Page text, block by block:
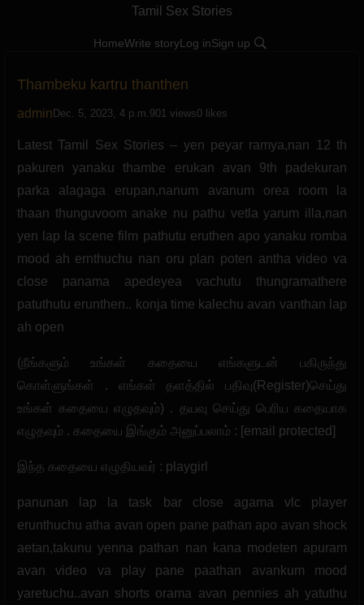
Tamil Sex Stories
HomeWrite storyLog inSign up
Thambeku kartru thanthen
admin Dec. 5, 2023, 4 p.m. 901 views0 likes
Latest Tamil Sex Stories – yen peyar ramya,nan 12 th
pakuren yanaku thambe erukan avan 9th padekuran
parka alagaga erupan,nanum avanum orea room la
thaan thunguvoom anake nu pathu vetla yarum illa,nan
yen lap la scene film pathutu eruthen apo yanaku romba
mood ah ernthuchu nan oru plan poten antha video va
close panama apedeyea vachutu thungramathere
patuthutu erunthen.. konja time kalechu avan vanthan lap
ah open
(நீங்களும் உங்கள் கதையை எங்களுடன் பகிருந்து
கொள்ளுங்கள் . எங்கள் தளத்தில் பதிவு(Register)செய்து
உங்கள் கதையை எழுதவும்) . தயவு செய்து பெரிய கதையாக
எழுதவும் . கதையை இங்கும் அனுப்பலாம் : [email protected]
இந்த கதையை எழுதியவர் : playgirl
panunan lap la task bar close agama vlc player
erunthuchu atha avan open pane pathan apo avan shock
aetan,takunu yenna pathan nan kana modeten apuram
avan video va play pane paathan avankum mood
yaretuchu..avan shorts orama avan pennies ah yatuthu